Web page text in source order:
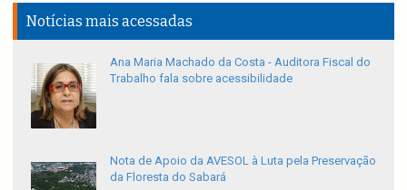
Notícias mais acessadas
Ana Maria Machado da Costa - Auditora Fiscal do
Trabalho fala sobre acessibilidade
Nota de Apoio da AVESOL à Luta pela Preservação
da Floresta do Sabará